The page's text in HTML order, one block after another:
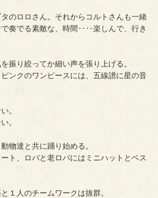
タのロロさん。それからコルトさんも一緒
奏でる素敵な、時間‥‥楽しんで、行き
振り絞ってか細い声を張り上げる。
ンクのワンピースには、五線譜に星の音
。
。
物達と共に踊り始める。
ト、ロバと老ロバにはミニハットとベス
１人のチームワークは抜群。